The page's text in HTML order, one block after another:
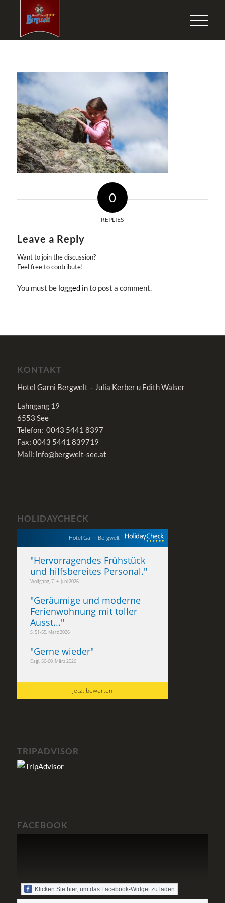
0
REPLIES
Leave a Reply
Want to join the discussion?
Feel free to contribute!
You must be logged into post a comment.
KONTAKT
Hotel Garni Bergwelt – Julia Kerber u Edith Walser
Lahngang 19
6553 See
Telefon: 0043 5441 8397
Fax: 0043 5441 839719
Mail: info@bergwelt-see.at
HOLIDAYCHECK
Hotel Garni Bergwelt
"Hervorragendes Frühstück
und hilfsbereites Personal."
Wolfgang, 71+, Juni 2026
"Geräumige und moderne
Ferienwohnung mit toller
Ausst..."
S, 51-55, März 2026
"Gerne wieder"
Dagi, 56-60, März 2026
Jetzt bewerten
TRIPADVISOR
FACEBOOK
Klicken Sie hier, um das Facebook-Widget zu laden